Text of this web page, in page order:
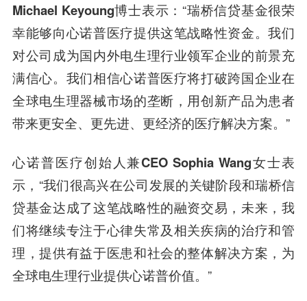
Michael Keyoung博士表示：“瑞桥信贷基金很荣
幸能够向心诺普医疗提供这笔战略性资金。我们
对公司成为国内外电生理行业领军企业的前景充
满信心。我们相信心诺普医疗将打破跨国企业在
全球电生理器械市场的垄断，用创新产品为患者
带来更安全、更先进、更经济的医疗解决方案。”
心诺普医疗创始人兼CEO Sophia Wang女士表
示 ，“我们很高兴在公司发展的关键阶段和瑞桥信
贷基金达成了这笔战略性的融资交易，未来，我
们将继续专注于心律失常及相关疾病的治疗和管
理，提供有益于医患和社会的整体解决方案，为
全球电生理行业提供心诺普价值。”